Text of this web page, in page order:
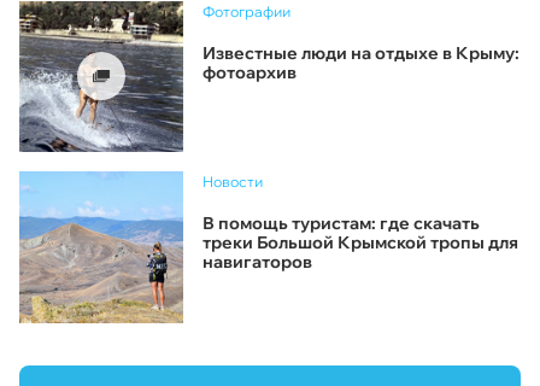
Фотографии
Известные люди на отдыхе в Крыму:
фотоархив
Новости
В помощь туристам: где скачать
треки Большой Крымской тропы для
навигаторов